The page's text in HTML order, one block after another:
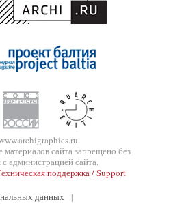
сайта запрещено без
с администрацией сайта.
поддержка / Support
данных
|